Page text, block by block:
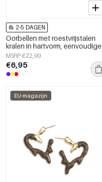
2-5 DAGEN
Oorbellen met roestvrijstalen
kralen in hartvorm, eenvoudige
dagelijkse serie voor dames.
MSRP €22,99
€6,95
EU-magazijn